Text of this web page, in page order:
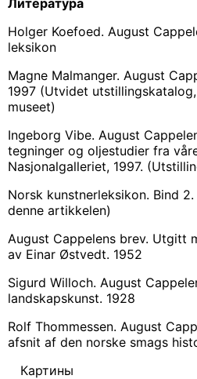
Holger Koefoed. August
leksikon
Magne Malmanger. August
1997 (Utvidet
museet)
Ingeborg Vibe. August
tegninger og oljestudier fra
Nasjonalgalleriet, 1997.
Norsk kunstnerleksikon. Bind
denne artikkelen)
August Cappelens brev. Utgitt
av Einar Østvedt. 1952
Sigurd Willoch. August
landskapskunst. 1928
Rolf Thommessen. August
afsnit af den norske smags
Картины